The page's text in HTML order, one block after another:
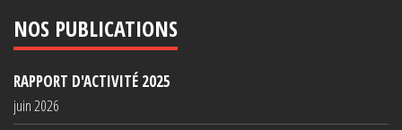
NOS PUBLICATIONS
RAPPORT D'ACTIVITÉ 2025
juin 2026